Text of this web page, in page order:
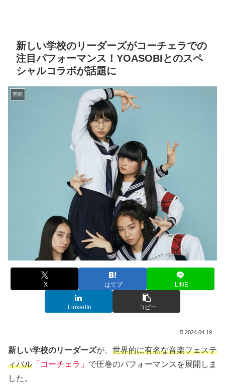
新しい学校のリーダーズがコーチェラでの
注目パフォーマンス！YOASOBIとのスペ
シャルコラボが話題に
芸能
X はてブ LINE
LinkedIn コピー
2024.04.19
新しい学校のリーダーズが、 世界的に有名な音楽フェステ
ィバル 「コーチェラ」 で圧巻のパフォーマンスを展開しま
した。